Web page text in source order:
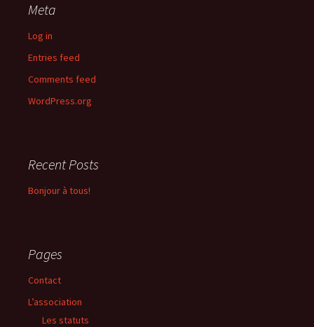
Meta
Log in
Entries feed
Comments feed
WordPress.org
Recent Posts
Bonjour à tous!
Pages
Contact
L’association
Les statuts